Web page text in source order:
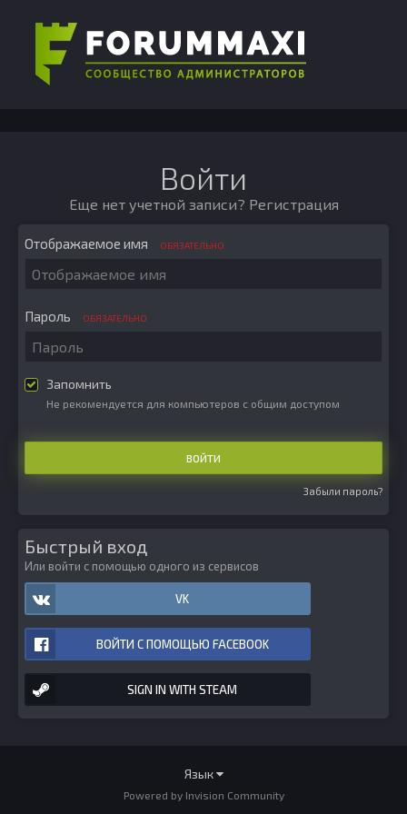
Войти
Еще нет учетной записи? Регистрация
Отображаемое имя ОБЯЗАТЕЛЬНО
Пароль ОБЯЗАТЕЛЬНО
Запомнить
Не рекомендуется для компьютеров с общим доступом
ВОЙТИ
Забыли пароль?
Быстрый вход
Или войти с помощью одного из сервисов
VK
ВОЙТИ С ПОМОЩЬЮ FACEBOOK
SIGN IN WITH STEAM
Язык
Powered by Invision Community